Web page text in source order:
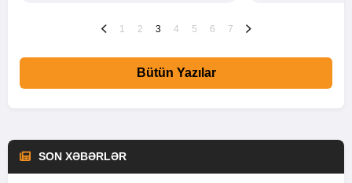
1 2 3 4 5 6 7
Bütün Yazılar
SON XƏBƏRLƏR